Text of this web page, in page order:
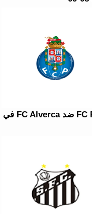
2026-08-09 القمة المرتقبة بين FC Porto ضد FC Alverca في